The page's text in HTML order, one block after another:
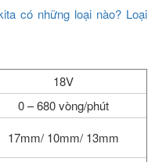
có những loại nào? Loại
18V
0 – 680 vòng/phút
17mm/ 10mm/ 13mm